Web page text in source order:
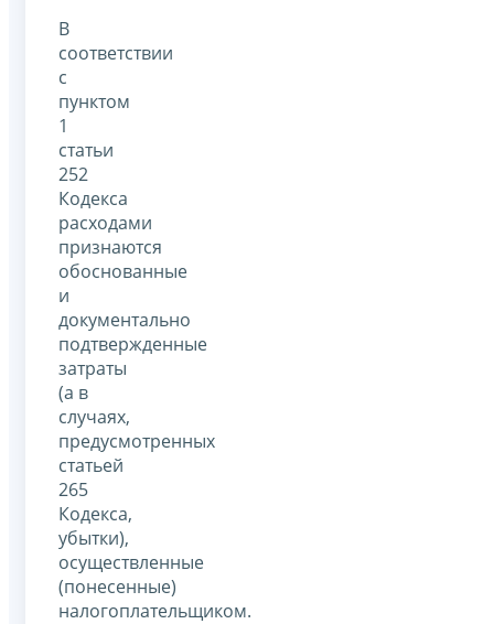
В
соответствии
с
пунктом
1
статьи
252
Кодекса
расходами
признаются
обоснованные
и
документально
подтвержденные
затраты
(а в
случаях,
предусмотренных
статьей
265
Кодекса,
убытки),
осуществленные
(понесенные)
налогоплательщиком.